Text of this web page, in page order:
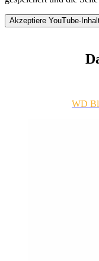
Akzeptiere YouTube-
WD